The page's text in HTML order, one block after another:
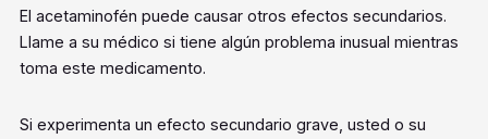
El acetaminofén puede causar otros efectos secundarios.
Llame a su médico si tiene algún problema inusual mientras
toma este medicamento.
Si experimenta un efecto secundario grave, usted o su